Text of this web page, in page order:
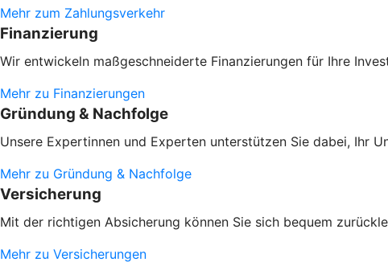
Mehr zum Zahlungsverkehr
Finanzierung
Wir entwickeln maßgeschneiderte Finanzierungen für Ihre
Mehr zu Finanzierungen
Gründung & Nachfolge
Unsere Expertinnen und Experten unterstützen Sie dabei, Ihr
Mehr zu Gründung & Nachfolge
Versicherung
Mit der richtigen Absicherung können Sie sich bequem
Mehr zu Versicherungen